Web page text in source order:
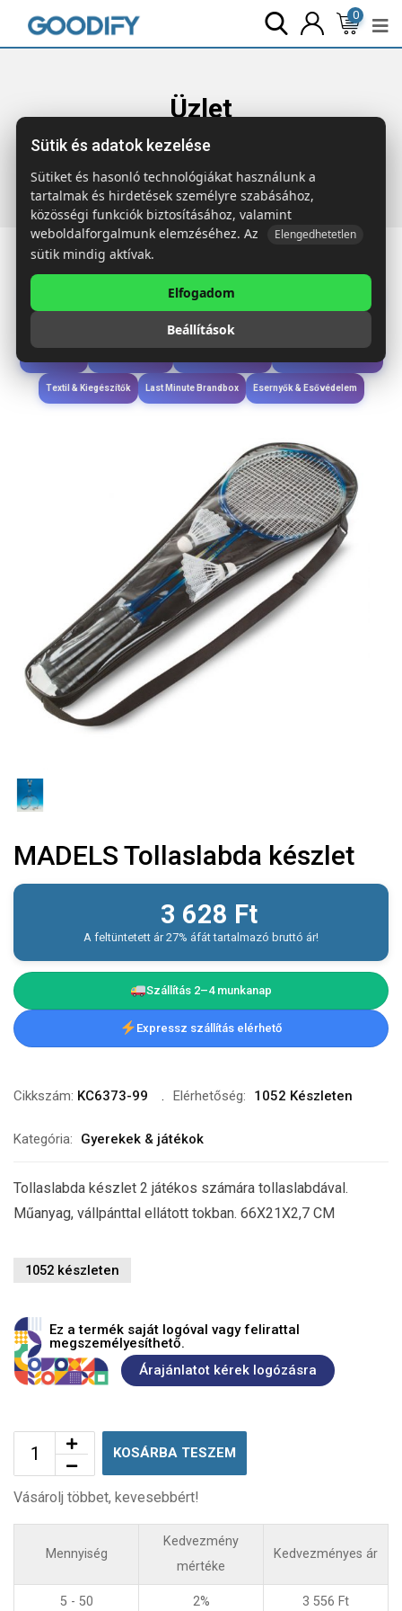
0
Üzlet
Főoldal Termékek Gyerekek & játékok
Tollaslabda készlet
Étkezés & Ivás
Wellness & Ápolás
Textil & Kiegészítők Last Minute Brandbox Esernyők & Esővédelem
MADELS Tollaslabda készlet
3 628 Ft
A feltüntetett ár 27% áfát tartalmazó bruttó ár!
Szállítás 2–4 munkanap
Expressz szállítás elérhető
Cikkszám: KC6373-99 Elérhetőség: 1052 Készleten
Kategória: Gyerekek & játékok
Tollaslabda készlet 2 játékos számára tollaslabdával.
Műanyag, vállpánttal ellátott tokban. 66X21X2,7 CM
1052 készleten
Ez a termék saját logóval vagy felirattal
megszemélyesíthető.
Árajánlatot kérek logózásra
KOSÁRBA TESZEM
Vásárolj többet, kevesebbért!
Mennyiség
Kedvezmény
mértéke
Kedvezményes ár
5 - 50 2% 3 556 Ft
Sütik és adatok kezelése
Sütiket és hasonló technológiákat használunk a
tartalmak és hirdetések személyre szabásához,
közösségi funkciók biztosításához, valamint
weboldalforgalmunk elemzéséhez. Az
Elengedhetetlen
sütik mindig aktívak.
Elfogadom
Beállítások